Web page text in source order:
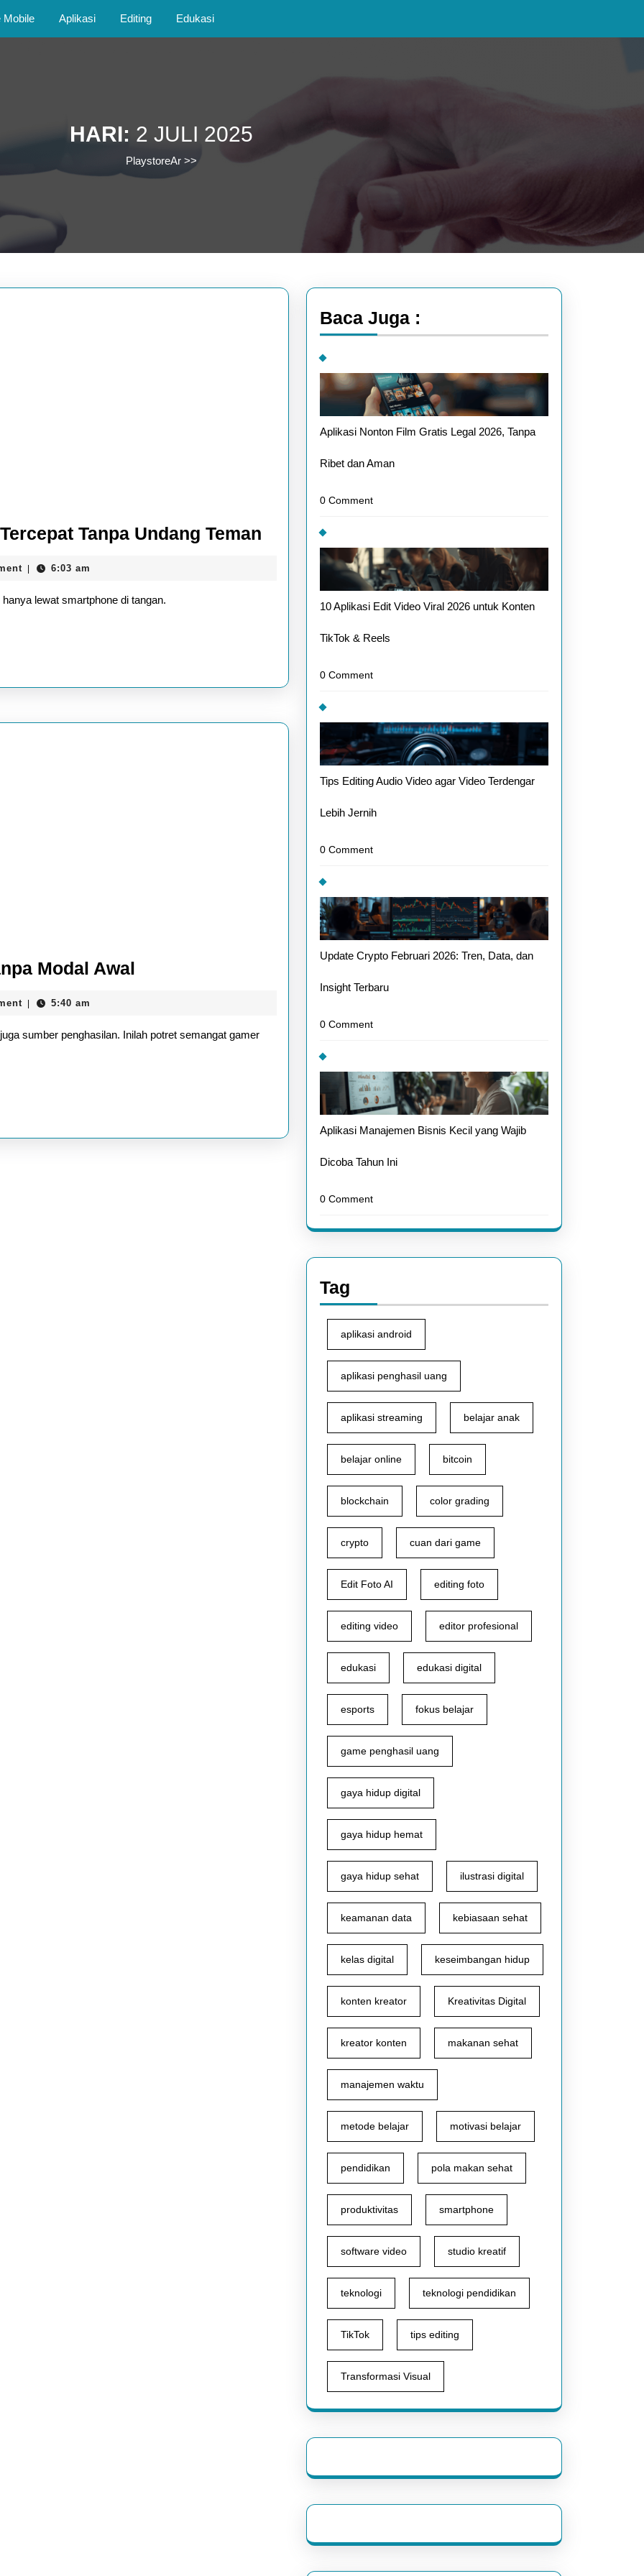
Mobile Aplikasi Editing Edukasi
HARI: 2 JULI 2025
PlaystoreAr>>
Tanpa Undang Teman
Aplikasi
Penghasil
Teman
6:03 am
lewat smartphone di tangan.
Modal Awal
Uang
5:40 am
sumber penghasilan. Inilah potret semangat gamer
Baca Juga :
Aplikasi Nonton Film Gratis Legal 2026, Tanpa
Ribet dan Aman
0 Comment
10 Aplikasi Edit Video Viral 2026 untuk Konten
TikTok & Reels
0 Comment
Tips Editing Audio Video agar Video Terdengar
Lebih Jernih
0 Comment
Update Crypto Februari 2026: Tren, Data, dan
Insight Terbaru
0 Comment
Aplikasi Manajemen Bisnis Kecil yang Wajib
Dicoba Tahun Ini
0 Comment
Tag
aplikasi android
aplikasi penghasil uang
aplikasi streaming belajar anak
belajar online bitcoin
blockchain color grading
crypto cuan dari game
Edit Foto AI editing foto
editing video editor profesional
edukasi edukasi digital
esports fokus belajar
game penghasil uang
gaya hidup digital
gaya hidup hemat
gaya hidup sehat ilustrasi digital
keamanan data kebiasaan sehat
kelas digital keseimbangan hidup
konten kreator Kreativitas Digital
kreator konten makanan sehat
manajemen waktu
metode belajar motivasi belajar
pendidikan pola makan sehat
produktivitas smartphone
software video studio kreatif
teknologi teknologi pendidikan
TikTok tips editing
Transformasi Visual